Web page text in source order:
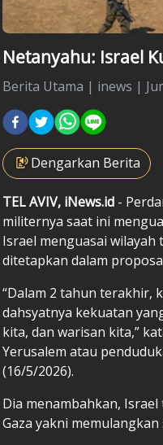
Netanyahu: Israel
Berita Utama | inews |
Dengarkan Berita
TEL AVIV, iNews.id -
militernya saat ini
Israel menguasai
ditetapkan dalam
“Dalam 2 tahun terakhir,
dahsyatnya kekuatan
kita, dan warisan kita,”
Yerusalem atau
(16/5/2026).
Dia menambahkan,
Gaza yakni